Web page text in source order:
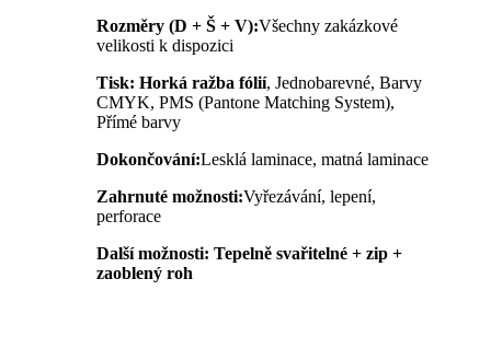
Rozměry (D + Š + V):Všechny zakázkové
velikosti k dispozici
Tisk: Horká ražba fólií, Jednobarevné, Barvy
CMYK, PMS (Pantone Matching System),
Přímé barvy
Dokončování:Lesklá laminace, matná laminace
Zahrnuté možnosti:Vyřezávání, lepení,
perforace
Další možnosti: Tepelně svařitelné + zip +
zaoblený roh